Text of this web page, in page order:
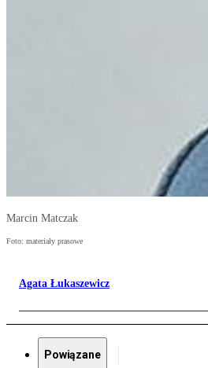
Marcin Matczak
Foto: materiały prasowe
Agata Łukaszewicz
Powiązane